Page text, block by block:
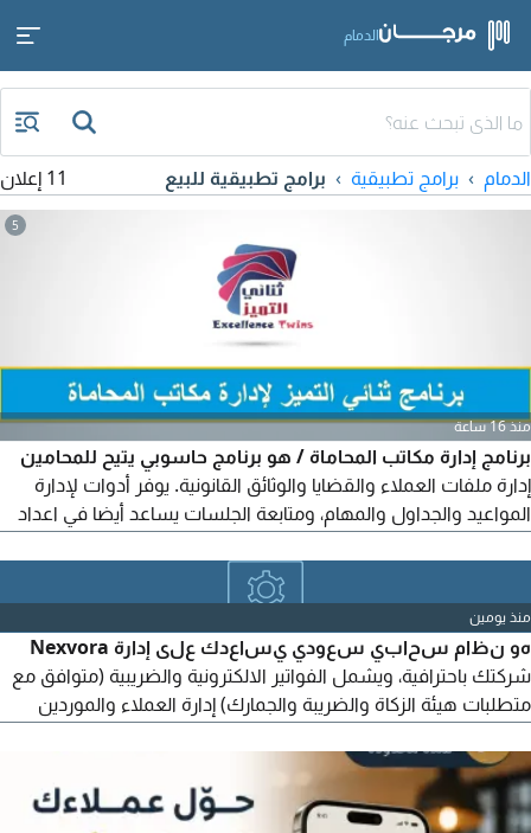
الدمام
الدمام برامج تطبيقية برامج تطبيقية للبيع 11 إعلان
5
منذ 16 ساعة
برنامج إدارة مكاتب المحاماة / هو برنامج حاسوبي يتيح للمحامين
إدارة ملفات العملاء والقضايا والوثائق القانونية. يوفر أدوات لإدارة
المواعيد والجداول والمهام، ومتابعة الجلسات يساعد أيضا في اعداد
منذ يومين
هو نظام سحابي سعودي يساعدك على إدارة Nexvora
شركتك باحترافية، ويشمل الفواتير الالكترونية والضريبية (متوافق مع
متطلبات هيئة الزكاة والضريبة والجمارك) إدارة العملاء والموردين
والتحصيل إدارة الموارد البشرية والرواتب تقارير وإحصائيات ذكية نظام
سحابي آمن يمكنك الوصول اليه من أي مكان لفترة محدودة خصم
50% على الاشتراك